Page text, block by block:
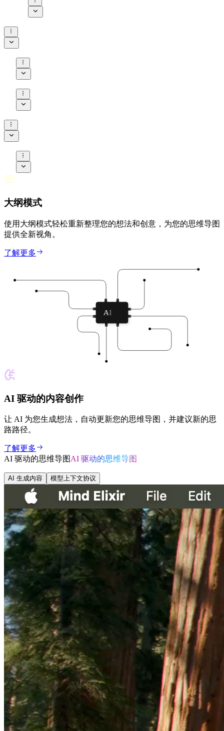
大纲模式
使用大纲模式轻松重新整理您的想法和创意，为您的思维导图
提供全新视角。
了解更多
AI
AI 驱动的内容创作
让 AI 为您生成想法，自动更新您的思维导图，并建议新的思
路路径。
了解更多
AI 驱动的思维导图AI 驱动的思维导图
AI 生成内容 模型上下文协议